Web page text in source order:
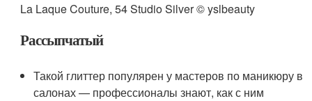
La Laque Couture, 54 Studio Silver © yslbeauty
Рассыпчатый
Такой глиттер популярен у мастеров по маникюру в
салонах — профессионалы знают, как с ним